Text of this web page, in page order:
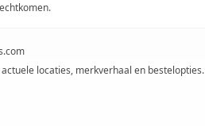
locaties, merkverhaal en bestelopties.